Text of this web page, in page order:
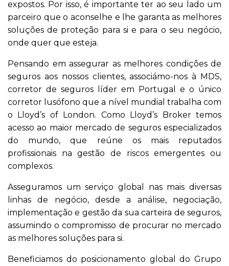
expostos. Por isso, é importante ter ao seu lado um
parceiro que o aconselhe e lhe garanta as melhores
soluções de proteção para si e para o seu negócio,
onde quer que esteja.
Pensando em assegurar as melhores condições de
seguros aos nossos clientes, associámo-nos à MDS,
corretor de seguros líder em Portugal e o único
corretor lusófono que a nível mundial trabalha com
o Lloyd’s of London. Como Lloyd’s Broker temos
acesso ao maior mercado de seguros especializados
do mundo, que reúne os mais reputados
profissionais na gestão de riscos emergentes ou
complexos.
Asseguramos um serviço global nas mais diversas
linhas de negócio, desde a análise, negociação,
implementação e gestão da sua carteira de seguros,
assumindo o compromisso de procurar no mercado
as melhores soluções para si.
Beneficiamos do posicionamento global do Grupo